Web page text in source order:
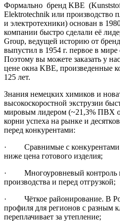
Формально бренд KBE
Elektrotechnik или производство
и электротехники) основан в
компании быстро сделали её
Group, ведущей историю от
выпустил в 1954 г. первое в
Поэтому вы можете заказать у
цене окна KBE, произведенные
125 лет.
Знания немецких химиков и
высокоскоростной экструзии
мировым лидером (~21,3% ПВХ
корни успеха на рынке и
перед конкурентами:
· Сравнимые с конкурентами
ниже цена готового изделия;
· Многоуровневый контроль
производства и перед отгрузкой;
· Чёткое районирование. В
профиля для регионов с разным
переплачивает за утепление;